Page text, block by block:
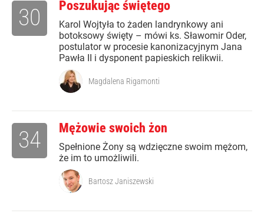
Poszukując świętego
Karol Wojtyła to żaden landrynkowy ani
botoksowy święty – mówi ks. Sławomir Oder,
postulator w procesie kanonizacyjnym Jana
Pawła II i dysponent papieskich relikwii.
30
Magdalena Rigamonti
Mężowie swoich żon
Spełnione Żony są wdzięczne swoim mężom,
że im to umożliwili.
34
Bartosz Janiszewski